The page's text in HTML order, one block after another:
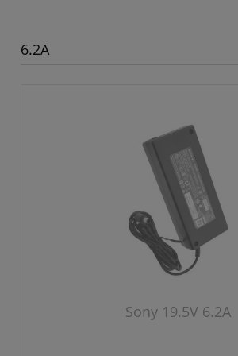
6.2A
Sony 19.5V 6.2A